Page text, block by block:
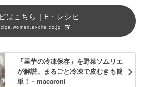
はこちら｜E・レシピ
「里芋の冷凍保存」を野菜ソムリエ
が解説。まるごと冷凍で皮むきも簡
単！ - macaroni